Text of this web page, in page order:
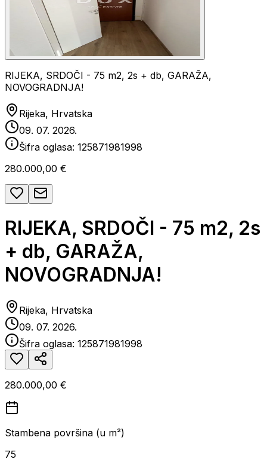
RIJEKA, SRDOČI - 75 m2, 2s + db, GARAŽA,
NOVOGRADNJA!
Rijeka, Hrvatska
09. 07. 2026.
Šifra oglasa: 125871981998
280.000,00 €
RIJEKA, SRDOČI - 75 m2, 2s
+ db, GARAŽA,
NOVOGRADNJA!
Rijeka, Hrvatska
09. 07. 2026.
Šifra oglasa: 125871981998
280.000,00 €
Stambena površina (u m²)
75